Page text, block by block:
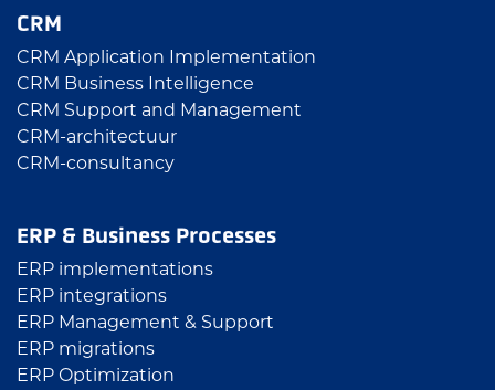
CRM
CRM Application Implementation
CRM Business Intelligence
CRM Support and Management
CRM-architectuur
CRM-consultancy
ERP & Business Processes
ERP implementations
ERP integrations
ERP Management & Support
ERP migrations
ERP Optimization